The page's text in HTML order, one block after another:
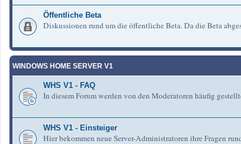
Öffentliche Beta
Diskussionen rund um die öffentliche Beta. Da die Beta
WINDOWS HOME SERVER V1
WHS V1 - FAQ
In diesem Forum werden von den Moderatoren häufig
WHS V1 - Einsteiger
Hier bekommen neue Server-Administratoren ihre Fragen